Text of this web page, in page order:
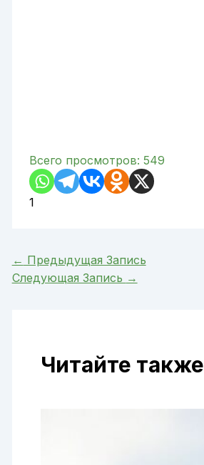
Всего просмотров: 549
1
← Предыдущая Запись
Следующая Запись →
Читайте также